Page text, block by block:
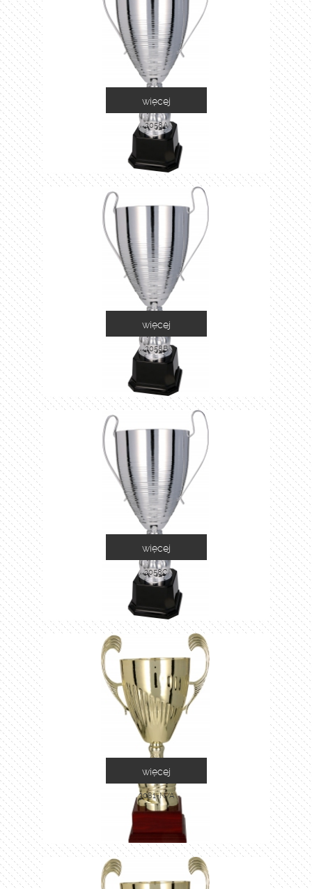
2058A
więcej
2058B
więcej
2058C
więcej
3081-N/A
więcej